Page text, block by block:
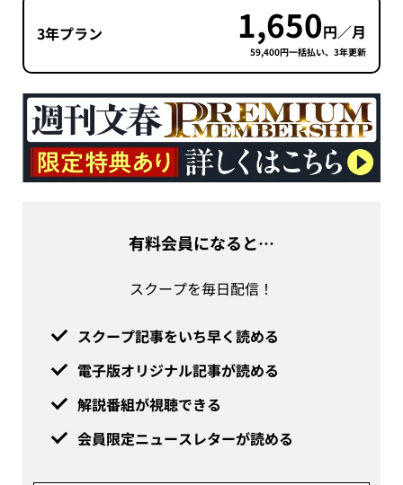
3年プラン 1,650円／月
59,400円一括払い、3年更新
有料会員になると…
スクープを毎日配信！
スクープ記事をいち早く読める
電子版オリジナル記事が読める
解説番組が視聴できる
会員限定ニュースレターが読める